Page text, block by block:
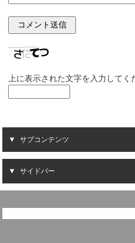
上に表示された文字を入力してく
サブコンテンツ
サイドバー